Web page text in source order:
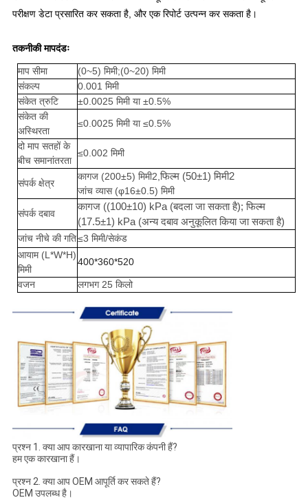
परीक्षण डेटा प्रसारित कर सकता है, और एक रिपोर्ट उत्पन्न कर सकता है।
तकनीकी मापदंडः
माप सीमा (0~5) मिमी;(0~20) मिमी
संकल्प
0.001 मिमी
संकेत त्रुटि
±0.0025 मिमी या ±0.5%
संकेत की
अस्थिरता
≤0.0025 मिमी या ≤0.5%
दो माप सतहों के
बीच समानांतरता
≤0.002 मिमी
संपर्क क्षेत्र
कागज (200±5) मिमी2,फिल्म (50±1) मिमी2
जांच व्यास (φ16±0.5) मिमी
संपर्क दबाव
कागज ((100±10) kPa (बदला जा सकता है); फिल्म
(17.5±1) kPa (अन्य दबाव अनुकूलित किया जा सकता है)
जांच नीचे की गति≤3 मिमी/सेकंड
आयाम (L*W*H)
मिमी
400*360*520
वजन लगभग 25 किलो
प्रश्न 1. क्या आप कारखाना या व्यापारिक कंपनी हैं?
हम एक कारखाना हैं।
प्रश्न 2. क्या आप OEM आपूर्ति कर सकते हैं?
OEM उपलब्ध है।